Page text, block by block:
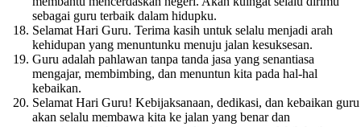
sebagai guru terbaik dalam hidupku.
Selamat Hari Guru. Terima kasih untuk selalu menjadi arah
kehidupan yang menuntunku menuju jalan kesuksesan.
Guru adalah pahlawan tanpa tanda jasa yang senantiasa
mengajar, membimbing, dan menuntun kita pada hal-hal
kebaikan.
Selamat Hari Guru! Kebijaksanaan, dedikasi, dan kebaikan guru
akan selalu membawa kita ke jalan yang benar dan